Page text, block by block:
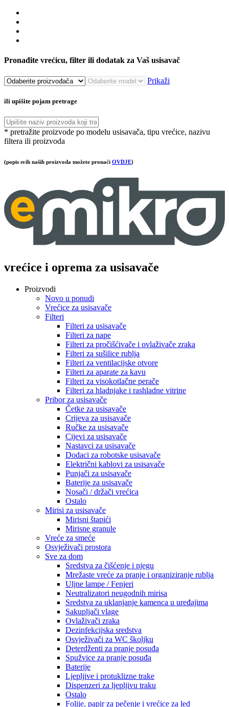
Pronađite vrećicu, filter ili dodatak za Vaš usisavač
Prikaži
ili upišite pojam pretrage
* pretražite proizvode po modelu usisavača, tipu vrećice, nazivu
filtera ili proizvoda
(popis svih naših proizvoda možete pronaći OVDJE)
vrećice i oprema za usisavače
Proizvodi
Novo u ponudi
Vrećice za usisavače
Filteri
Filteri za usisavače
Filteri za nape
Filteri za pročišćivače i ovlaživače zraka
Filteri za sušilice rublja
Filteri za ventilacijske otvore
Filteri za aparate za kavu
Filteri za visokotlačne perače
Filteri za hladnjake i rashladne vitrine
Pribor za usisavače
Četke za usisavače
Crijeva za usisavače
Ručke za usisavače
Cijevi za usisavače
Nastavci za usisavače
Dodaci za robotske usisavače
Električni kablovi za usisavače
Punjači za usisavače
Baterije za usisavače
Nosači / držači vrećica
Ostalo
Mirisi za usisavače
Mirisni štapići
Mirisne granule
Vreće za smeće
Osvježivači prostora
Sve za dom
Sredstva za čišćenje i njegu
Mrežaste vreće za pranje i organiziranje rublja
Uljne lampe / Fenjeri
Neutralizatori neugodnih mirisa
Sredstva za uklanjanje kamenca u uređajima
Sakupljači vlage
Ovlaživači zraka
Dezinfekcijska sredstva
Osvježivači za WC školjku
Deterdženti za pranje posuđa
Spužvice za pranje posuđa
Baterije
Ljepljive i protuklizne trake
Dispenzeri za ljepljivu traku
Ostalo
Folije, papir za pečenje i vrećice za led